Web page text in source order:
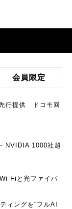
会員限定
行提供 ドコモ回
NVIDIA 1000社超
Fiと光ファイバ
ィングを“フルAI